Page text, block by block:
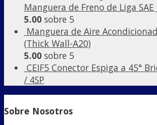
Manguera de Freno de Liga SAE
5.00 sobre 5
Manguera de Aire
(Thick Wall-A20)
5.00 sobre 5
CEIF5 Conector Espiga a 45°
/ 4SP
Sobre Nosotros